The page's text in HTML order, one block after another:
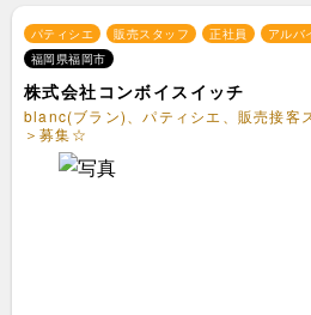
パティシエ 販売スタッフ 正社員 アルバ
福岡県福岡市
株式会社コンボイスイッチ
blanc(ブラン)、パティシエ、販売接客
＞募集☆